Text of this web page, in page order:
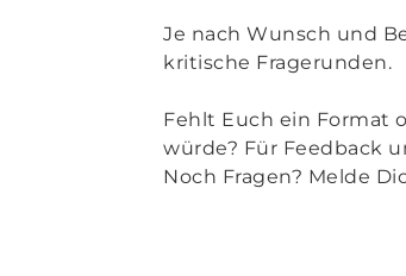
Je nach Wunsch und
kritische Fragerunden.
Fehlt Euch ein Format
würde? Für Feedback
Noch Fragen? Melde